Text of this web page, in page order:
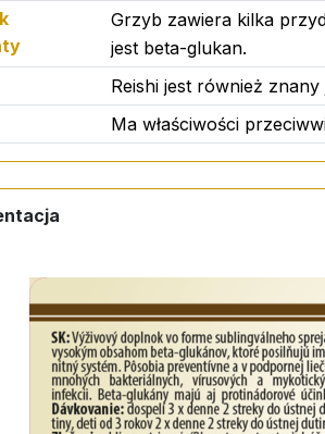
(Pleurotus ostreatus),
lucidum), witamina C (kwas L-
zalecanej dziennej
w suchym i ciemnym
Grzyb zawiera kilka
jest beta-glukan.
Reishi jest również
Ma właściwości